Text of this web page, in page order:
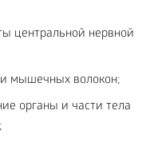
центральной нервной
мышечных волокон;
органы и части тела